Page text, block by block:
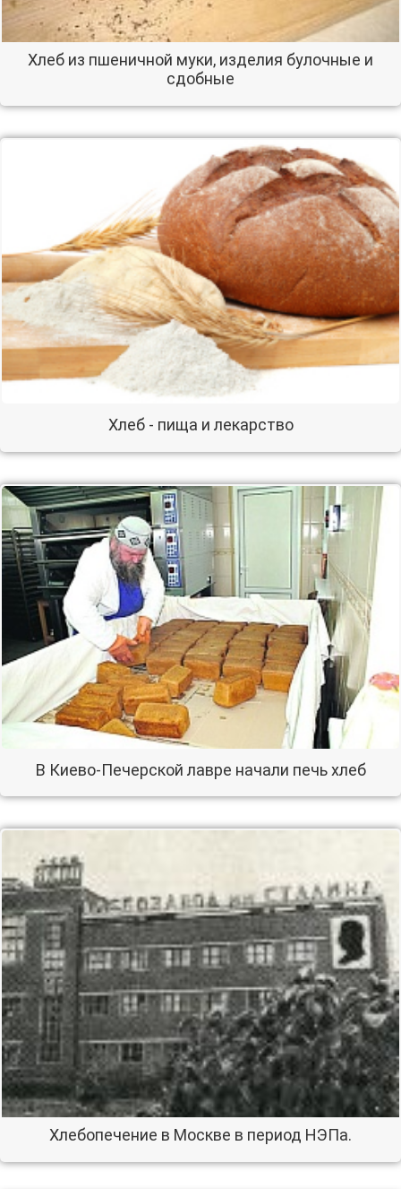
Хлеб из пшеничной муки, изделия булочные и
сдобные
Хлеб - пища и лекарство
В Киево-Печерской лавре начали печь хлеб
Хлебопечение в Москве в период НЭПа.